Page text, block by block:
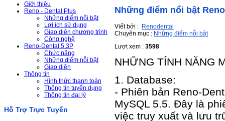
Giới thiệu
Reno - Dental Plus
Những điểm nổi bật
Lợi ích sử dụng
Giao diện chương trình
Công nghệ
Reno-Dental 5.3P
Chức năng
Những điểm nỗi bật
Giao diện
Thông tin
Hình thức thanh toán
Thông tin tuyển dụng
Thông tin đại lý
Hỗ Trợ Trực Tuyến
Những điểm nổi bật
Viết bởi : Renodental
Chuyên mục : Những điểm nỗi bật
Lượt xem : 3598
NHỮNG TÍNH NĂNG
1. Database:
- Phiên bản Reno-
MySQL 5.5. Đây là
việc truy xuất và lưu